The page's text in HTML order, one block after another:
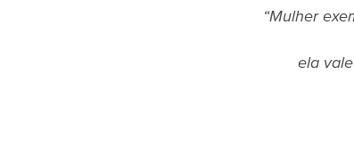
“Mulher
ela